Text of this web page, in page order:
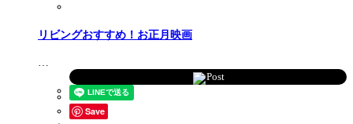
リビングおすすめ！お正月映画
…
Post
Save